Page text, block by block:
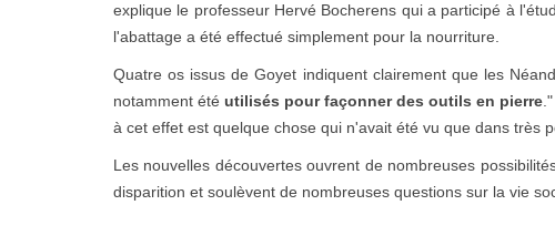
explique le professeur Hervé Bocherens qui a participé à
l'abattage a été effectué simplement pour la nourriture.
Quatre os issus de Goyet indiquent clairement que les
notamment étéutilisés pour façonner des outils en pierre
à cet effet est quelque chose qui n'avait été vu que dans très
Les nouvelles découvertes ouvrent de nombreuses
disparition et soulèvent de nombreuses questions sur la vie